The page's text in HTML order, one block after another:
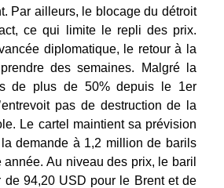
Par ailleurs, le blocage du détroit
ce qui limite le repli des prix.
diplomatique, le retour à la
des semaines. Malgré la
de plus de 50% depuis le 1er
pas de destruction de la
Le cartel maintient sa prévision
demande à 1,2 million de barils
année. Au niveau des prix, le baril
de 94,20 USD pour le Brent et de